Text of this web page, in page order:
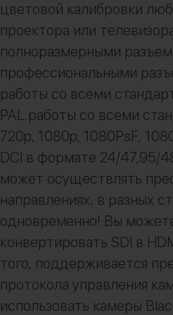
цветовой калибровки
проектора или
полноразмерными
профессиональными
работы со всеми
PAL.работы со всеми
720p, 1080p, 1080PsF,
DCI в формате 24/47,95/
может осуществлять
направлениях, в разных
одновременно! Вы
конвертировать SDI в
того, поддерживается
протокола управления
использовать камеры